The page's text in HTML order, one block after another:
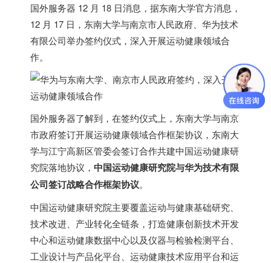
国外服务器 12 月 18 日消息，据东南大学官方消息，
12 月 17 日，东南大学与南京市人民政府、华为技术
有限公司举办签约仪式，深入开展运动健康领域合
作。
国外服务器了解到，在签约仪式上，东南大学与南京
市政府签订开展运动健康领域合作框架协议，东南大
学与江宁高新区管委会签订合作共建中国运动健康研
究院落地协议， 中国运动健康研究院与华为技术有限
公司签订战略合作框架协议。
中国运动健康研究院主要覆盖运动与健康基础研究、
技术改进、产业转化全链条，打造健康创新技术开发
中心和运动健康数据中心以及仪器与检验检测平台、
工业设计与产品化平台、运动健康技术应用平台和运